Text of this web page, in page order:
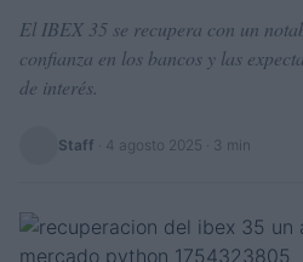
El IBEX 35 se recupera con un
confianza en los bancos y las
de interés.
Staff 4 agosto 2025 · 3 min